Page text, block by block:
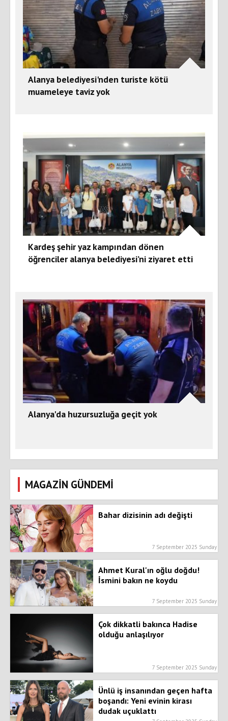
Alanya belediyesi'nden turiste kötü
muameleye taviz yok
Kardeş şehir yaz kampından dönen
öğrenciler alanya belediyesi’ni ziyaret etti
Alanya'da huzursuzluğa geçit yok
MAGAZİN GÜNDEMİ
Bahar dizisinin adı değişti
7 September 2025 Sunday
Ahmet Kural'ın oğlu doğdu!
İsmini bakın ne koydu
7 September 2025 Sunday
Çok dikkatli bakınca Hadise
olduğu anlaşılıyor
7 September 2025 Sunday
Ünlü iş insanından geçen hafta
boşandı: Yeni evinin kirası
dudak uçuklattı